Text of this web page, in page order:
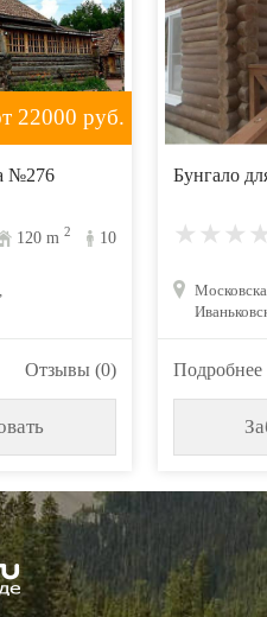
22000 руб.
№276
120m 2 10
Отзывы (0)
Бунгало
Подробнее